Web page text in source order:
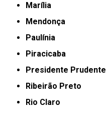
Marília
Mendonça
Paulínia
Piracicaba
Presidente Prudente
Ribeirão Preto
Rio Claro